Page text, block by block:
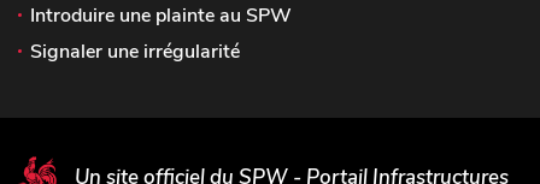
Introduire une plainte au SPW
Signaler une irrégularité
Un site officiel du SPW - Portail Infrastructures